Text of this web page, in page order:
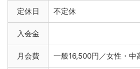
定休日 不定休
入会金
月会費 一般16,500円／女性・